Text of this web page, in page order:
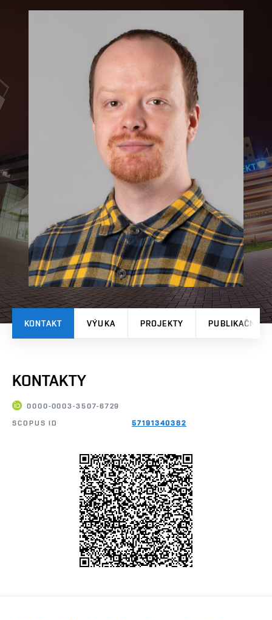
KONTAKT VÝUKA PROJEKTY PUBLIKAČNÍ
KONTAKTY
0000-0003-3507-6729
SCOPUS ID 57191340382